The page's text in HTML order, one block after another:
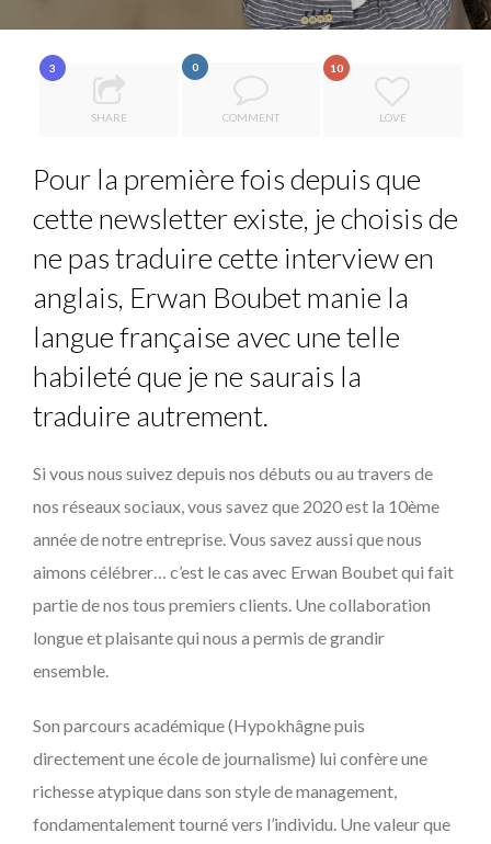
7 QUESTIONS TO MAIMOUNA BABA DANPULLO, EXPERT
THE POWER OF SILENCE IN INTERVIEWS
8 TIPS FROM OBAMA TO SUCCEED IN INTERVIEW
THE FLIP SIDE: MARGARET ORMISTON AT TEDX LONDO...
3
SHARE
0
COMMENT
10
LOVE
Pour la première fois depuis que
cette newsletter existe, je choisis de
ne pas traduire cette interview en
anglais, Erwan Boubet manie la
langue française avec une telle
habileté que je ne saurais la
traduire autrement.
Si vous nous suivez depuis nos débuts ou au travers de
nos réseaux sociaux, vous savez que 2020 est la 10ème
année de notre entreprise. Vous savez aussi que nous
aimons célébrer… c’est le cas avec Erwan Boubet qui fait
partie de nos tous premiers clients. Une collaboration
longue et plaisante qui nous a permis de grandir
ensemble.
Son parcours académique (Hypokhâgne puis
directement une école de journalisme) lui confère une
richesse atypique dans son style de management,
fondamentalement tourné vers l’individu. Une valeur que